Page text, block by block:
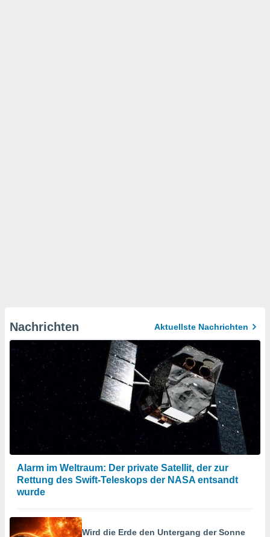
Nachrichten Aktuellste Nachrichten
Alarm im Weltraum: Der private Satellit, der zur
Rettung des Swift-Teleskops der NASA entsandt
wurde
Wird die Erde den Untergang der Sonne